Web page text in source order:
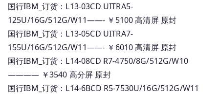
国行IBM_订货：L13-03CD UITRA5-
125U/16G/512G/W11——- ￥5100 高清屏 原封
国行IBM_订货：L13-05CD UITRA7-
155U/16G/512G/W11——- ￥6010 高清屏 原封
国行IBM_订货：L14-08CD R7-4750/8G/512G/W10
———— ￥3540 高分屏 原封
国行IBM_订货：L14-6BCD R5-7530U/16G/512G/W11